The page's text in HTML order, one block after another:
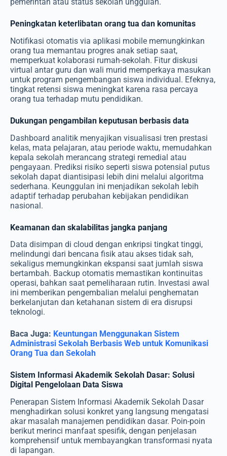
Peningkatan keterlibatan orang tua dan komunitas
Notifikasi otomatis via aplikasi mobile memungkinkan
orang tua memantau progres anak setiap saat,
memperkuat kolaborasi rumah-sekolah. Fitur diskusi
virtual antar guru dan wali murid memperkaya masukan
untuk program pengembangan siswa individual. Efeknya,
tingkat retensi siswa meningkat karena rasa percaya
orang tua terhadap mutu pendidikan.
Dukungan pengambilan keputusan berbasis data
Dashboard analitik menyajikan visualisasi tren prestasi
kelas, mata pelajaran, atau periode waktu, memudahkan
kepala sekolah merancang strategi remedial atau
pengayaan. Prediksi risiko seperti siswa potensial putus
sekolah dapat diantisipasi lebih dini melalui algoritma
sederhana. Keunggulan ini menjadikan sekolah lebih
adaptif terhadap perubahan kebijakan pendidikan
nasional.
Keamanan dan skalabilitas jangka panjang
Data disimpan di cloud dengan enkripsi tingkat tinggi,
melindungi dari bencana fisik atau akses tidak sah,
sekaligus memungkinkan ekspansi saat jumlah siswa
bertambah. Backup otomatis memastikan kontinuitas
operasi, bahkan saat pemeliharaan rutin. Investasi awal
ini memberikan pengembalian melalui penghematan
berkelanjutan dan ketahanan sistem di era disrupsi
teknologi.
Baca Juga: Keuntungan Menggunakan Sistem
Administrasi Sekolah Berbasis Web untuk Komunikasi
Orang Tua dan Sekolah
Sistem Informasi Akademik Sekolah Dasar: Solusi
Digital Pengelolaan Data Siswa
Penerapan Sistem Informasi Akademik Sekolah Dasar
menghadirkan solusi konkret yang langsung mengatasi
akar masalah manajemen pendidikan dasar. Poin-poin
berikut merinci manfaat spesifik, dengan penjelasan
komprehensif untuk membayangkan transformasi nyata
di lapangan.